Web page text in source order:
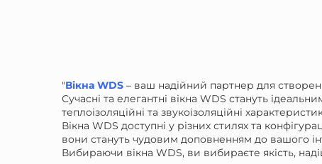
"Вікна WDS – ваш надійний партнер для
Сучасні та елегантні вікна WDS стануть
теплоізоляційні та звукоізоляційні
Вікна WDS доступні у різних стилях та
вони стануть чудовим доповненням до вашого
Вибираючи вікна WDS, ви вибираєте якість,